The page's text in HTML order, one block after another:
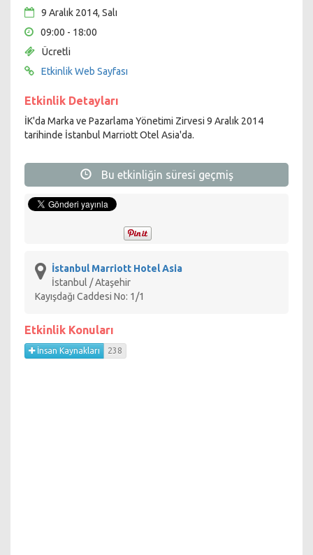
9 Aralık 2014, Salı
09:00 - 18:00
Ücretli
Etkinlik Web Sayfası
Etkinlik Detayları
İK'da Marka ve Pazarlama Yönetimi Zirvesi 9 Aralık 2014
tarihinde İstanbul Marriott Otel Asia'da.
Bu etkinliğin süresi geçmiş
İstanbul Marriott Hotel Asia
İstanbul / Ataşehir
Kayışdağı Caddesi No: 1/1
Etkinlik Konuları
İnsan Kaynakları 238